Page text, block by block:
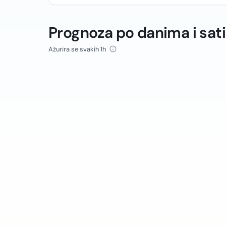
Prognoza po danima i
Ažurira se svakih 1h